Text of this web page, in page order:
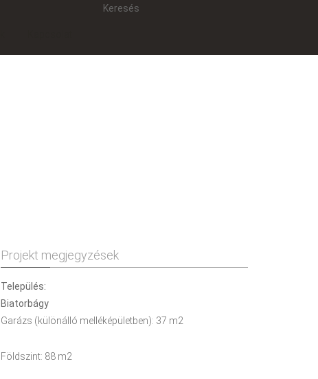
Keresés
Projekt megjegyzések
Település:
Biatorbágy
Garázs (különálló melléképületben): 37 m2
Földszint: 88 m2